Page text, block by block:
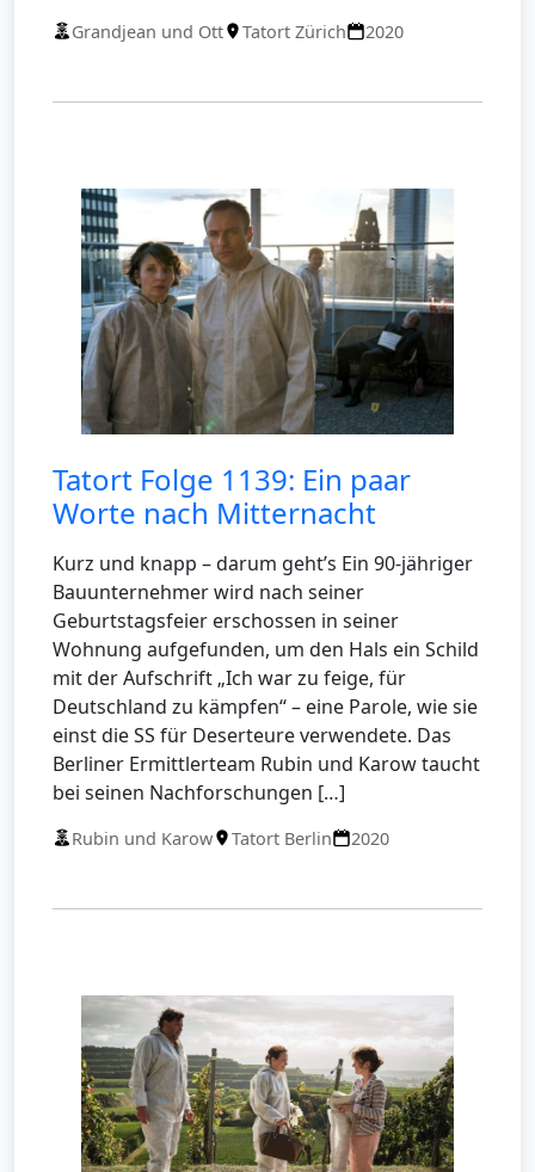
Grandjean und Ott Tatort Zürich 2020
Tatort Folge 1139: Ein paar
Worte nach Mitternacht
Kurz und knapp – darum geht’s Ein 90-jähriger
Bauunternehmer wird nach seiner
Geburtstagsfeier erschossen in seiner
Wohnung aufgefunden, um den Hals ein Schild
mit der Aufschrift „Ich war zu feige, für
Deutschland zu kämpfen“ – eine Parole, wie sie
einst die SS für Deserteure verwendete. Das
Berliner Ermittlerteam Rubin und Karow taucht
bei seinen Nachforschungen […]
Rubin und Karow Tatort Berlin 2020